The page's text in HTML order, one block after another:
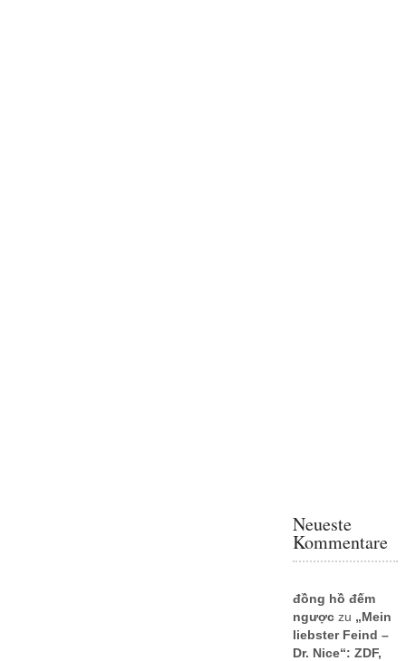
Neueste
Kommentare
đồng hồ đếm
ngượczu „Mein
liebster Feind –
Dr. Nice“: ZDF,